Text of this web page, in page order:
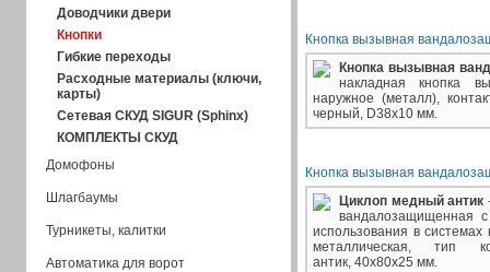
Доводчики двери
Кнопки
Гибкие переходы
Расходные материалы (ключи,
карты)
Сетевая СКУД SIGUR (Sphinx)
КОМПЛЕКТЫ СКУД
Домофоны
Шлагбаумы
Турникеты, калитки
Автоматика для ворот
Кнопка вызывная
Кнопка вызывная
накладная кнопка
наружное (металл),
черный, D38х10 мм.
Кнопка вызывная
Циклоп медный антик
вандалозащищенная
использования в системах
металлическая, тип
антик, 40х80х25 мм.